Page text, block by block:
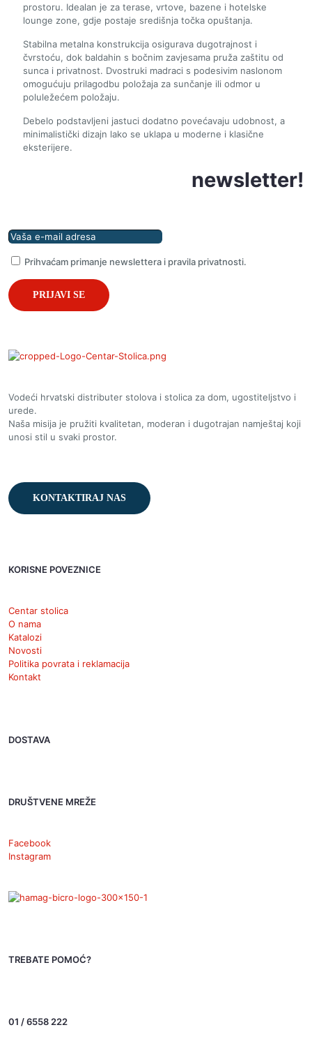
prostoru. Idealan je za terase, vrtove, bazene i hotelske
lounge zone, gdje postaje središnja točka opuštanja.
Stabilna metalna konstrukcija osigurava dugotrajnost i
čvrstoću, dok baldahin s bočnim zavjesama pruža zaštitu od
sunca i privatnost. Dvostruki madraci s podesivim naslonom
omogućuju prilagodbu položaja za sunčanje ili odmor u
poluležećem položaju.
Debelo podstavljeni jastuci dodatno povećavaju udobnost, a
minimalistički dizajn lako se uklapa u moderne i klasične
eksterijere.
newsletter!
Prihvaćam primanje newslettera i pravila privatnosti.
Vodeći hrvatski distributer stolova i stolica za dom, ugostiteljstvo i
urede.
Naša misija je pružiti kvalitetan, moderan i dugotrajan namještaj koji
unosi stil u svaki prostor.
KONTAKTIRAJ NAS
KORISNE POVEZNICE
Centar stolica
O nama
Katalozi
Novosti
Politika povrata i reklamacija
Kontakt
DOSTAVA
DRUŠTVENE MREŽE
Facebook
Instagram
TREBATE POMOĆ?
01 / 6558 222